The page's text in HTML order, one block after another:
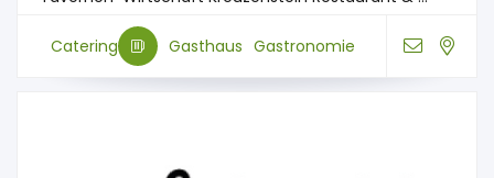
Catering Gasthaus Gastronomie